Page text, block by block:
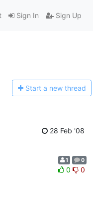
Sign In Sign Up
Start a new thread
28 Feb '08
1 0
0 0